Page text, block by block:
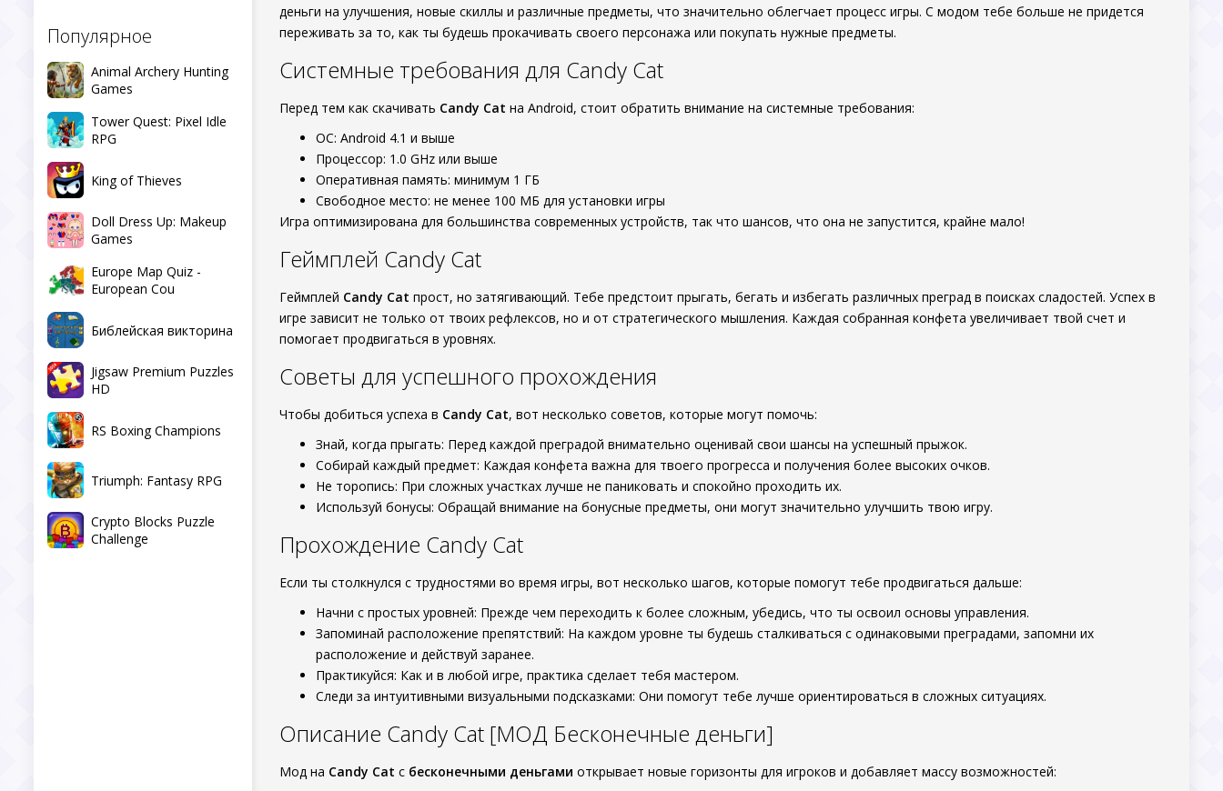
Популярное
Animal Archery Hunting
Games
Tower Quest: Pixel Idle
RPG
King of Thieves
Doll Dress Up: Makeup
Games
Europe Map Quiz -
European Cou
Библейская викторина
Jigsaw Premium Puzzles
HD
RS Boxing Champions
Triumph: Fantasy RPG
Crypto Blocks Puzzle
Challenge
деньги на улучшения, новые скиллы и различные предметы, что значительно облегчает процесс игры. С модом тебе больше не придется
переживать за то, как ты будешь прокачивать своего персонажа или покупать нужные предметы.
Системные требования для Candy Cat
Перед тем как скачивать Candy Cat на Android, стоит обратить внимание на системные требования:
ОС: Android 4.1 и выше
Процессор: 1.0 GHz или выше
Оперативная память: минимум 1 ГБ
Свободное место: не менее 100 МБ для установки игры
Игра оптимизирована для большинства современных устройств, так что шансов, что она не запустится, крайне мало!
Геймплей Candy Cat
Геймплей Candy Cat прост, но затягивающий. Тебе предстоит прыгать, бегать и избегать различных преград в поисках сладостей. Успех в
игре зависит не только от твоих рефлексов, но и от стратегического мышления. Каждая собранная конфета увеличивает твой счет и
помогает продвигаться в уровнях.
Советы для успешного прохождения
Чтобы добиться успеха в Candy Cat, вот несколько советов, которые могут помочь:
Знай, когда прыгать: Перед каждой преградой внимательно оценивай свои шансы на успешный прыжок.
Собирай каждый предмет: Каждая конфета важна для твоего прогресса и получения более высоких очков.
Не торопись: При сложных участках лучше не паниковать и спокойно проходить их.
Используй бонусы: Обращай внимание на бонусные предметы, они могут значительно улучшить твою игру.
Прохождение Candy Cat
Если ты столкнулся с трудностями во время игры, вот несколько шагов, которые помогут тебе продвигаться дальше:
Начни с простых уровней: Прежде чем переходить к более сложным, убедись, что ты освоил основы управления.
Запоминай расположение препятствий: На каждом уровне ты будешь сталкиваться с одинаковыми преградами, запомни их
расположение и действуй заранее.
Практикуйся: Как и в любой игре, практика сделает тебя мастером.
Следи за интуитивными визуальными подсказками: Они помогут тебе лучше ориентироваться в сложных ситуациях.
Описание Candy Cat [МОД Бесконечные деньги]
Мод на Candy Cat с бесконечными деньгами открывает новые горизонты для игроков и добавляет массу возможностей: